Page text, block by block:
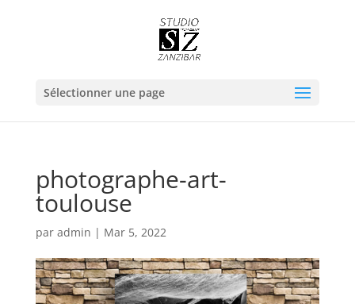
Sélectionner une page
photographe-art-
toulouse
par admin | Mar 5, 2022